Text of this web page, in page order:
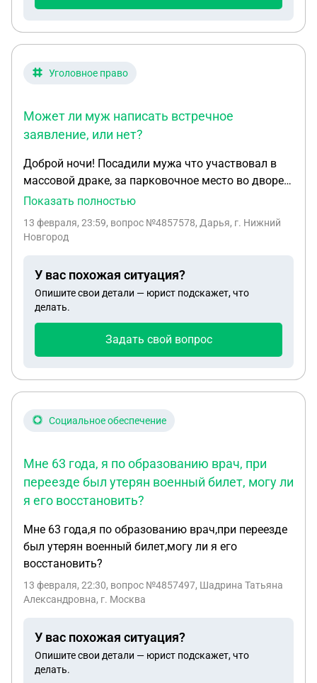
Уголовное право
Может ли муж написать встречное
заявление, или нет?
Доброй ночи! Посадили мужа что участвовал в
массовой драке, за парковочное место во дворе.
С него я не снимаю, что он сам полез. Но с
двора сказали что тот ударил моего мужа
написал заявление и снял побой. Муж был
пьяный. Но и тот мужчина не один напал на моего
мужа, а вдвоём. Может ли муж написать
встречное заявление, или нет? Суд уже 14.02.
Какие могут вменять статьи? Что может грозить?
влезла защищая сына и написали тоже на неё
Показать полностью
13 февраля, 23:59, вопрос №4857578, Дарья, г. Нижний
Новгород
У вас похожая ситуация?
Опишите свои детали — юрист подскажет, что
делать.
Задать свой вопрос
Социальное обеспечение
Мне 63 года, я по образованию врач, при
переезде был утерян военный билет, могу ли
я его восстановить?
Мне 63 года,я по образованию врач,при переезде
был утерян военный билет,могу ли я его
восстановить?
13 февраля, 22:30, вопрос №4857497, Шадрина Татьяна
Александровна, г. Москва
У вас похожая ситуация?
Опишите свои детали — юрист подскажет, что
делать.